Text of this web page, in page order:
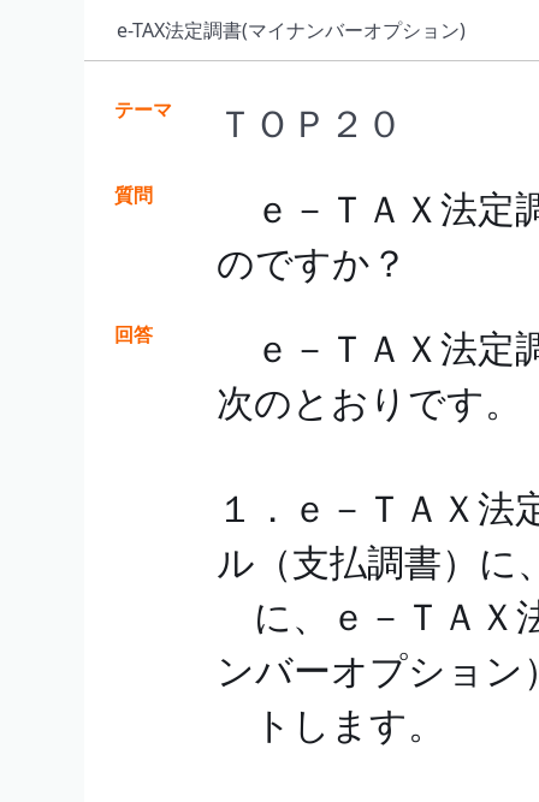
e-TAX法定調書(マイナンバーオプション)
テーマ ＴＯＰ２０
質問
ｅ－ＴＡＸ法定
のですか？
回答
ｅ－ＴＡＸ法定
次のとおりです。
１．ｅ－ＴＡＸ
ル（支払調書）に
に、ｅ－ＴＡＸ
ンバーオプショ
トします。